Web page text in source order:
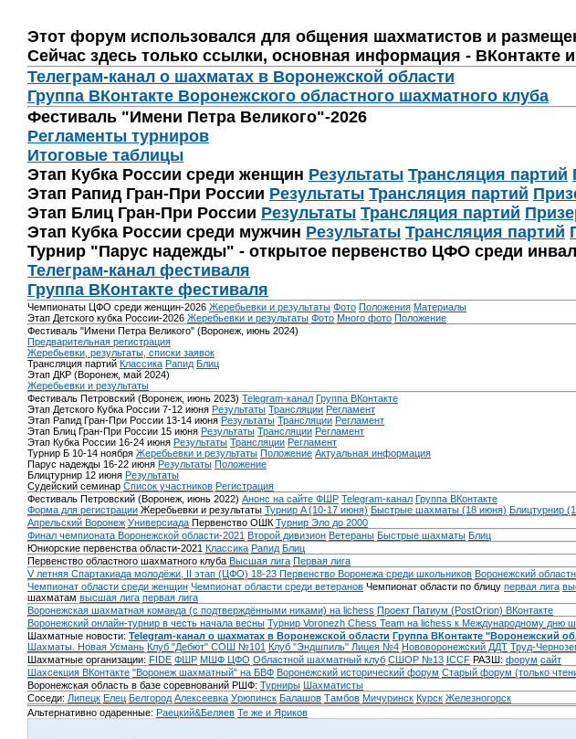
Этот форум использовался для общения шахматистов и
Сейчас здесь только ссылки, основная информация - ВКонтакте
Телеграм-канал о шахматах в Воронежской области
Группа ВКонтакте Воронежского областного шахматного клуба
Фестиваль "Имени Петра Великого"-2026
Регламенты турниров
Итоговые таблицы
Этап Кубка России среди женщин Результаты Трансляция партий
Этап Рапид Гран-При России Результаты Трансляция партий
Этап Блиц Гран-При России Результаты Трансляция партий
Этап Кубка России среди мужчин Результаты Трансляция партий
Турнир "Парус надежды" - открытое первенство ЦФО среди
Телеграм-канал фестиваля
Группа ВКонтакте фестиваля
Чемпионаты ЦФО среди женщин-2026 Жеребьевки и результаты Фото Положения Материалы
Этап Детского кубка России-2026 Жеребьевки и результаты Фото Много фото Положение
Фестиваль "Имени Петра Великого" (Воронеж, июнь 2024)
Предварительная регистрация
Жеребьевки, результаты, списки заявок
Трансляция партий Классика Рапид Блиц
Этап ДКР (Воронеж, май 2024)
Жеребьевки и результаты
Фестиваль Петровский (Воронеж, июнь 2023) Telegram-канал Группа ВКонтакте
Этап Детского Кубка России 7-12 июня Результаты Трансляции Регламент
Этап Рапид Гран-При России 13-14 июня Результаты Трансляции Регламент
Этап Блиц Гран-При России 15 июня Результаты Трансляции Регламент
Этап Кубка России 16-24 июня Результаты Трансляции Регламент
Турнир Б 10-14 ноября Жеребьевки и результаты Положение Актуальная информация
Парус надежды 16-22 июня Результаты Положение
Блицтурнир 12 июня Результаты
Судейский семинар Список участников Регистрация
Фестиваль Петровский (Воронеж, июнь 2022) Анонс на сайте ФШР Telegram-канал Группа ВКонтакте
Форма для регистрации Жеребьевки и результаты Турнир A (10-17 июня) Быстрые шахматы (18 июня) Блицтурнир
Апрельский Воронеж Универсиада Первенство ОШК Турнир Эло до 2000
Финал чемпионата Воронежской области-2021 Второй дивизион Ветераны Быстрые шахматы Блиц
Юниорские первенства области-2021 Классика Рапид Блиц
Первенство областного шахматного клуба Высшая лига Первая лига
V летняя Спартакиада молодёжи, II этап (ЦФО) 18-23 Первенство Воронежа среди школьников Воронежский
Чемпионат области среди женщин Чемпионат области среди ветеранов Чемпионат области по блицу первая лига
шахматам высшая лига первая лига
Воронежская шахматная команда (с подтверждёнными никами) на lichess Проект Патиум (PostOrion) ВКонтакте
Воронежский онлайн-турнир в честь начала весны Турнир Voronezh Chess Team на lichess к Международному дню
Шахматные новости: Telegram-канал о шахматах в Воронежской области Группа ВКонтакте "Воронежский
Шахматы. Новая Усмань Клуб "Дебют" СОШ №101 Клуб "Эндшпиль" Лицея №4 Нововоронежский ДДТ Труд-
Шахматные организации: FIDE ФШР МШФ ЦФО Областной шахматный клуб СШОР №13 ICCF РАЗШ: форум сайт
Шахсекция ВКонтакте "Воронеж шахматный" на БВФ Воронежский исторический форум Cтарый форум (только
Воронежская область в базе соревнований РШФ: Турниры Шахматисты
Соседи: Липецк Елец Белгород Алексеевка Урюпинск Балашов Тамбов Мичуринск Курск Железногорск
Альтернативно одаренные: Раецкий&Беляев Те же и Яриков